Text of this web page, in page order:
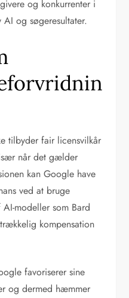
og konkurrenter i
og søgeresultater.
tilbyder fair licensvilkår
når det gælder
kan Google have
ved at bruge
modeller som Bard
kompensation
favoriserer sine
og dermed hæmmer